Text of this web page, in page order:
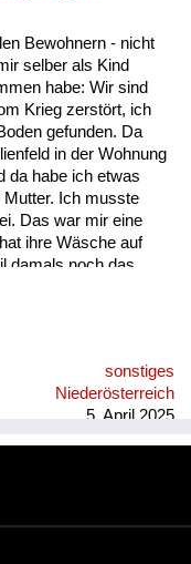
Bewohnern - nicht
selber als Kind
habe: Wir sind
Krieg zerstört, ich
gefunden. Da
in der Wohnung
da habe ich etwas
Ich musste
Das war mir eine
ihre Wäsche auf
damals noch das
sonstiges
Niederösterreich
5. April 2025